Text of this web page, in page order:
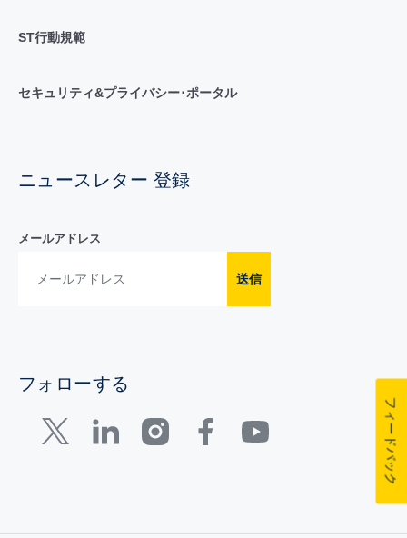
ST行動規範
セキュリティ&プライバシー･ポータル
ニュースレター 登録
メールアドレス
送信
フォローする
フィードバック